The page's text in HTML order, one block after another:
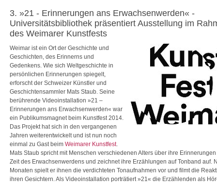
3. »21 - Erinnerungen ans Erwachsenwerden« -
Universitätsbibliothek präsentiert Ausstellung im
des Weimarer Kunstfests
Weimar ist ein Ort der Geschichte und
Geschichten, des Erinnerns und
Gedenkens. Wie sich Weltgeschichte in
persönlichen Erinnerungen spiegelt,
erforscht der Schweizer Künstler und
Geschichtensammler Mats Staub. Seine
berührende Videoinstallation »21 –
Erinnerungen ans Erwachsenwerden« war
ein Publikumsmagnet beim Kunstfest 2014.
Das Projekt hat sich in den vergangenen
Jahren weiterentwickelt und ist nun noch
einmal zu Gast beim Weimarer Kunstfest.
Mats Staub spricht mit Menschen verschiedenen Alters über ihre
Zeit des Erwachsenwerdens und zeichnet ihre Erzählungen auf Tonband auf.
Monaten spielt er ihnen die verdichteten Tonaufnahmen vor und filmt die
ihren Gesichtern. Als Videoinstallation porträtiert »21« die Erzählenden als